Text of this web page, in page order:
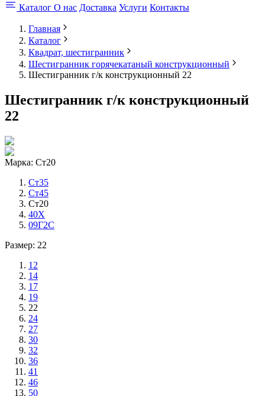
Каталог О нас Доставка Услуги Контакты
Главная
Каталог
Квадрат, шестигранник
Шестигранник горячекатаный конструкционный
Шестигранник г/к конструкционный 22
Шестигранник г/к конструкционный
22
Марка: Ст20
Ст35
Ст45
Ст20
40Х
09Г2С
Размер: 22
12
14
17
19
22
24
27
30
32
36
41
46
50